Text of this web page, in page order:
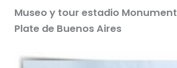
Museo y tour estadio
Plate de Buenos Aires